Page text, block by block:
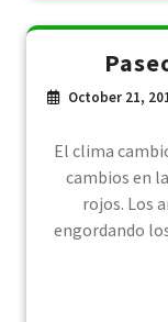
October 21,
El clima
cambios en
rojos. Los
engordando